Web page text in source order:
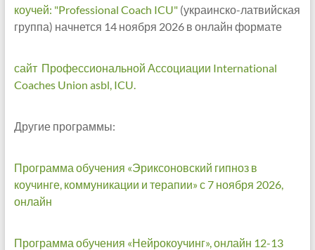
коучей: "Professional Coach ICU"(украинско-латвийская
группа) начнется 14 ноября 2026 в онлайн формате
сайт Профессиональной Ассоциации International
Coaches Union asbl, ICU.
Другие программы:
Программа обучения «Эриксоновский гипноз в
коучинге, коммуникации и терапии» с 7 ноября 2026,
онлайн
Программа обучения «Нейрокоучинг», онлайн 12-13